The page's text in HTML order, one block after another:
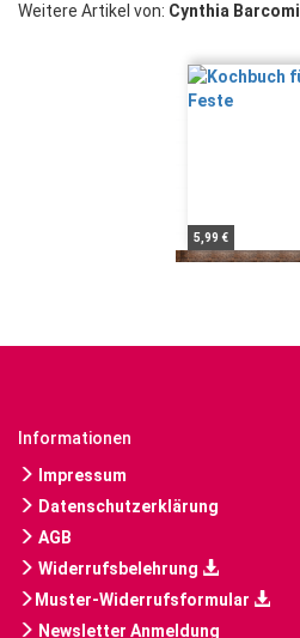
Weitere Artikel von: Cynthia Barcomi
5,99 €
Informationen
Impressum
Datenschutzerklärung
AGB
Widerrufsbelehrung
Muster-Widerrufsformular
Newsletter Anmeldung